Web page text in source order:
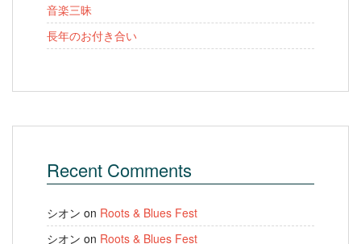
音楽三昧
長年のお付き合い
Recent Comments
シオン on Roots & Blues Fest
シオン on Roots & Blues Fest